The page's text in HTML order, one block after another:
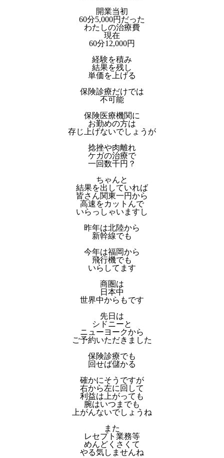
開業当初
60分5,000円だった
わたしの治療費
現在
60分12,000円
経験を積み
結果を残し
単価を上げる
保険診療だけでは
不可能
保険医療機関に
お勤めの方は
存じ上げないでしょうが
捻挫や肉離れ
ケガの治療で
一回数千円？
ちゃんと
結果を出していれば
皆さん関東一円から
高速をカットんで
いらっしゃいますし
昨年は北陸から
新幹線でも
今年は福岡から
飛行機でも
いらしてます
商圏は
日本中
世界中からもです
先日は
シドニーと
ニューヨークから
ご予約いただきました
保険診療でも
回せば儲かる
確かにそうですが
右から左に回して
利益は上がっても
腕はいつまでも
上がんないでしょうね
また
レセプト業務等
めんどくさくて
やる気しませんね